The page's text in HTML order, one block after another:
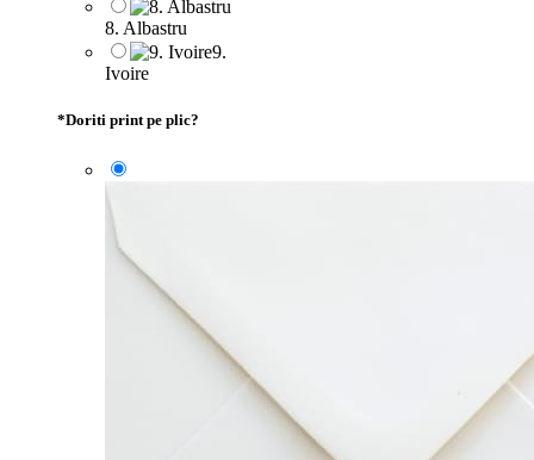
8. Albastru
9.
Ivoire
*Doriti print pe plic?